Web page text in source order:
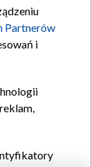
Partnerów
i